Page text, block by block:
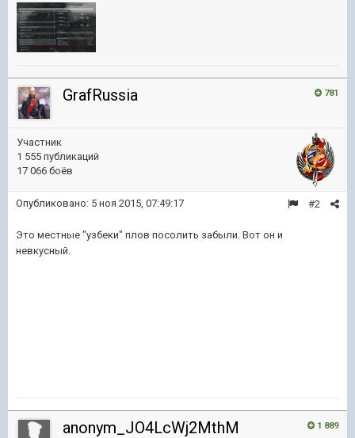
781
GrafRussia
Участник
1 555 публикаций
17 066 боёв
#2
Опубликовано: 5 ноя 2015, 07:49:17
Это местные "узбеки" плов посолить забыли. Вот он и
невкусный.
1 889
anonym_JO4LcWj2MthM